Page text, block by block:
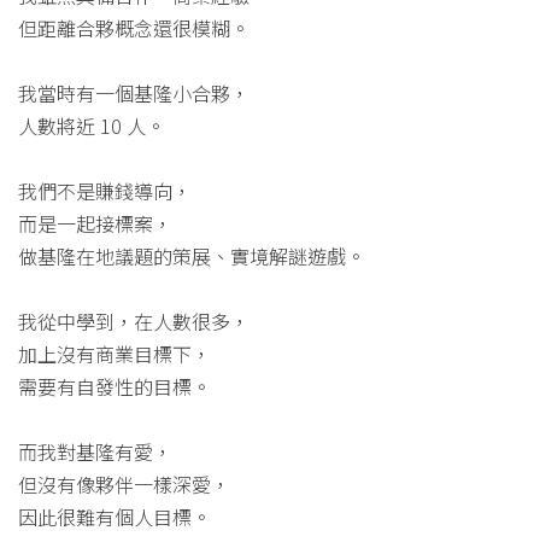
但距離合夥概念還很模糊。
我當時有一個基隆小合夥，
人數將近 10 人。
我們不是賺錢導向，
而是一起接標案，
做基隆在地議題的策展、實境解謎遊戲。
我從中學到，在人數很多，
加上沒有商業目標下，
需要有自發性的目標。
而我對基隆有愛，
但沒有像夥伴一樣深愛，
因此很難有個人目標。